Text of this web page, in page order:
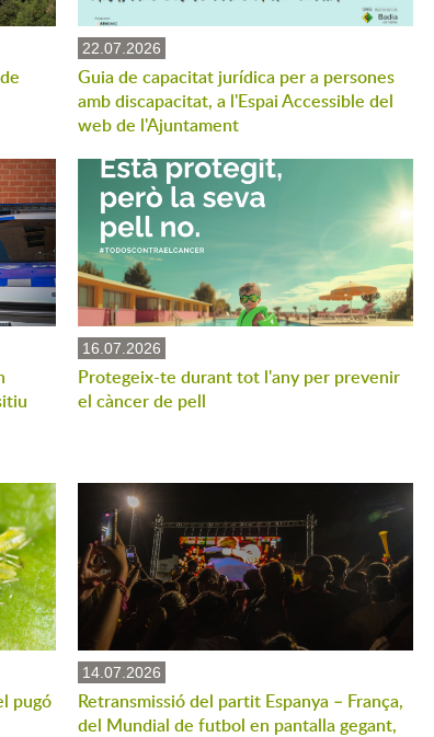
22.07.2026
Guia de capacitat jurídica per a persones
amb discapacitat, a l'Espai Accessible del
web de l'Ajuntament
16.07.2026
Protegeix-te durant tot l'any per prevenir
el càncer de pell
pugó
14.07.2026
Retransmissió del partit Espanya – França,
del Mundial de futbol en pantalla gegant,